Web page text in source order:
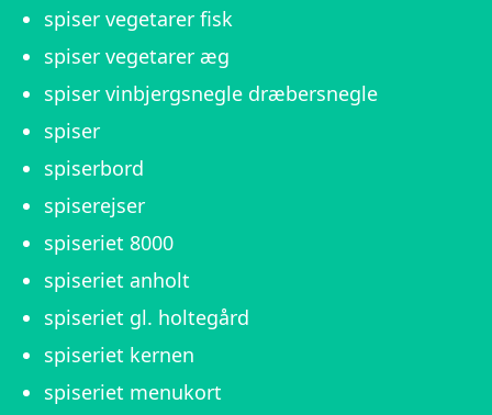
spiser vegetarer fisk
spiser vegetarer æg
spiser vinbjergsnegle dræbersnegle
spiser
spiserbord
spiserejser
spiseriet 8000
spiseriet anholt
spiseriet gl. holtegård
spiseriet kernen
spiseriet menukort